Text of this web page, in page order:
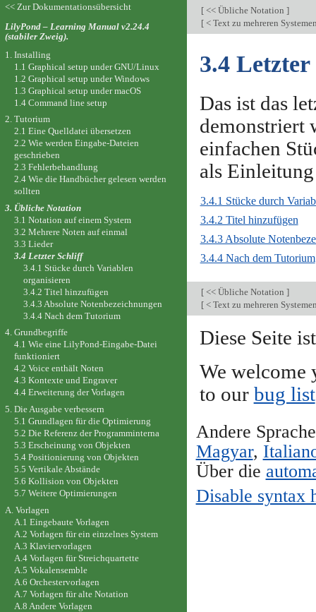
[<< Übliche Notation ]
[< Text zu mehreren
3.4
Das ist das
demonstriert
einfachen
als
3.4.1 Stücke durch
3.4.2 Titel hinzufügen
3.4.3 Absolute
3.4.4 Nach dem Tutorium
[<< Übliche Notation ]
[< Text zu mehreren
Diese Seite
We welcome
to our bug list
Andere
Magyar,
Über die
Disable syntax
<< Zur Dokumentationsübersicht
LilyPond – Learning Manual v2.24.4
(stabiler Zweig).
1. Installing
1.1 Graphical setup under GNU/Linux
1.2 Graphical setup under Windows
1.3 Graphical setup under macOS
1.4 Command line setup
2. Tutorium
2.1 Eine Quelldatei übersetzen
2.2 Wie werden Eingabe-Dateien
geschrieben
2.3 Fehlerbehandlung
2.4 Wie die Handbücher gelesen werden
sollten
3. Übliche Notation
3.1 Notation auf einem System
3.2 Mehrere Noten auf einmal
3.3 Lieder
3.4 Letzter Schliff
3.4.1 Stücke durch Variablen
organisieren
3.4.2 Titel hinzufügen
3.4.3 Absolute Notenbezeichnungen
3.4.4 Nach dem Tutorium
4. Grundbegriffe
4.1 Wie eine LilyPond-Eingabe-Datei
funktioniert
4.2 Voice enthält Noten
4.3 Kontexte und Engraver
4.4 Erweiterung der Vorlagen
5. Die Ausgabe verbessern
5.1 Grundlagen für die Optimierung
5.2 Die Referenz der Programminterna
5.3 Erscheinung von Objekten
5.4 Positionierung von Objekten
5.5 Vertikale Abstände
5.6 Kollision von Objekten
5.7 Weitere Optimierungen
A. Vorlagen
A.1 Eingebaute Vorlagen
A.2 Vorlagen für ein einzelnes System
A.3 Klaviervorlagen
A.4 Vorlagen für Streichquartette
A.5 Vokalensemble
A.6 Orchestervorlagen
A.7 Vorlagen für alte Notation
A.8 Andere Vorlagen